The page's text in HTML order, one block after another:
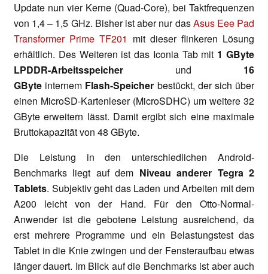
Update nun vier Kerne (Quad-Core), bei Taktfrequenzen
von 1,4 – 1,5 GHz. Bisher ist aber nur dasAsus Eee Pad
Transformer Prime TF201 mit dieser flinkeren Lösung
erhältlich. Des Weiteren ist das Iconia Tab mit 1 GByte
LPDDR-Arbeitsspeicher und 16
GByte internem Flash-Speicher bestückt, der sich über
einen MicroSD-Kartenleser (MicroSDHC) um weitere 32
GByte erweitern lässt. Damit ergibt sich eine maximale
Bruttokapazität von 48 GByte.
Die Leistung in den unterschiedlichen Android-
Benchmarks liegt auf dem Niveau anderer Tegra 2
Tablets. Subjektiv geht das Laden und Arbeiten mit dem
A200 leicht von der Hand. Für den Otto-Normal-
Anwender ist die gebotene Leistung ausreichend, da
erst mehrere Programme und ein Belastungstest das
Tablet in die Knie zwingen und der Fensteraufbau etwas
länger dauert. Im Blick auf die Benchmarks ist aber auch